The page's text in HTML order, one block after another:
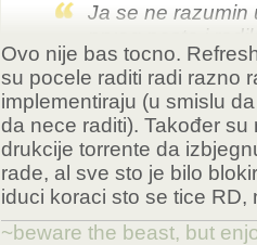
Ja se ne razumin
prvog posta i
totalni kaos,
stremio lite
čačkat po
i ne palit pc
Dodaj sam torrentio i
ponovo zalipi,radit ce
napravio i gledam sve
Ovo nije bas tocno.
su pocele raditi radi razno
implementiraju (u smislu
da nece raditi). Također
drukcije torrente da
rade, al sve sto je bilo
iduci koraci sto se tice
~beware the beast, but